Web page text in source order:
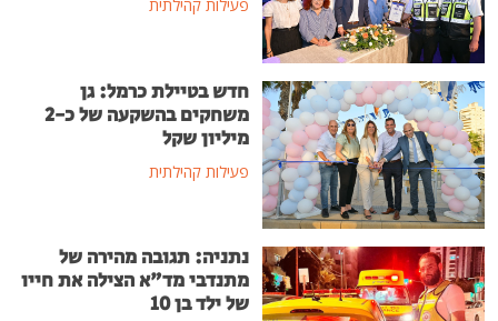
פעילות קהילתית
חדש בטיילת כרמל: גן
משחקים בהשקעה של כ-2
מיליון שקל
פעילות קהילתית
נתניה: תגובה מהירה של
מתנדבי מד"א הצילה את חייו
של ילד בן 10